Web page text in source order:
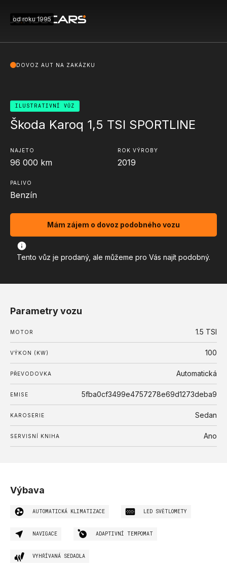
od roku 1995
Škoda Karoq 1,5 TSI SPORTLINE
ILUSTRATIVNÍ VŮZ
NAJETO
96 000 km
ROK VÝROBY
2019
PALIVO
Benzín
Mám zájem o dovoz podobného vozu
Tento vůz je prodaný, ale můžeme pro Vás najít podobný.
DOVOZ AUT NA ZAKÁZKU
Parametry vozu
MOTOR 1.5 TSI
VÝKON (KW) 100
PŘEVODOVKA Automatická
EMISE 5fba0cf3499e4757278e69d1273deba9
KAROSERIE Sedan
SERVISNÍ KNIHA Ano
Výbava
AUTOMATICKÁ KLIMATIZACE LED SVĚTLOMETY
NAVIGACE ADAPTIVNÍ TEMPOMAT
VYHŘÍVANÁ SEDADLA